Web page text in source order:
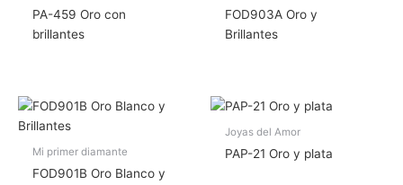
PA-459 Oro con
brillantes
FOD903A Oro y
Brillantes
Mi primer diamante
FOD901B Oro Blanco y
Joyas del Amor
PAP-21 Oro y plata